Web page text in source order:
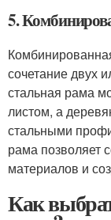
5.
сочетание двух
стальная рама
листом, а
стальными
рама позволяет
материалов и
Как